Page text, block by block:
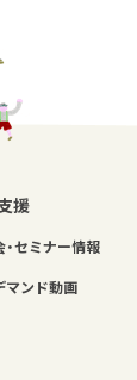
援
・セミナー情報
マンド動画